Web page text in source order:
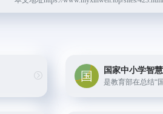
国家中小学智